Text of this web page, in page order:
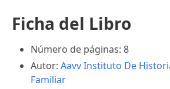
Ficha del Libro
Número de páginas: 8
Autor: AavvInstituto De
Familiar